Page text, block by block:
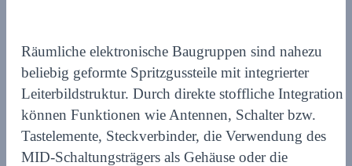
Räumliche elektronische Baugruppen sind nahezu
beliebig geformte Spritzgussteile mit integrierter
Leiterbildstruktur. Durch direkte stoffliche Integration
können Funktionen wie Antennen, Schalter bzw.
Tastelemente, Steckverbinder, die Verwendung des
MID-Schaltungsträgers als Gehäuse oder die